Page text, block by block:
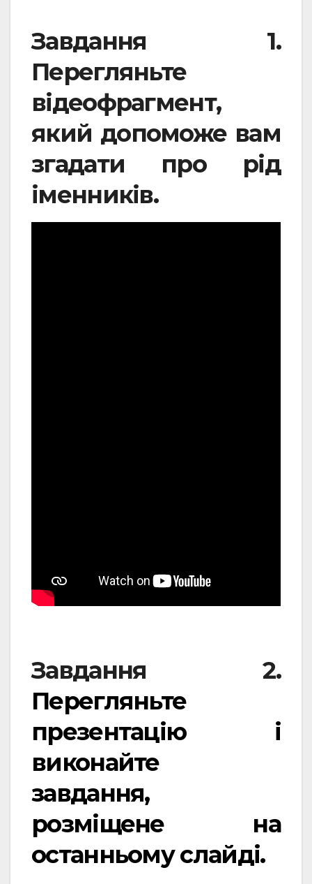
Завдання 1.
Перегляньте
відеофрагмент,
який допоможе вам
згадати про рід
іменників.
Завдання 2.
Перегляньте
презентацію і
виконайте
завдання,
розміщене на
останньому слайді.